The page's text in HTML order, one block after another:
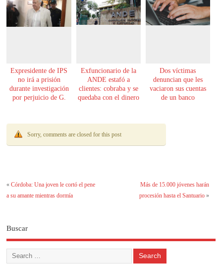
Expresidente de IPS
no irá a prisión
durante investigación
por perjuicio de G.
Exfuncionario de la
ANDE estafó a
clientes: cobraba y se
quedaba con el dinero
Dos víctimas
denuncian que les
vaciaron sus cuentas
de un banco
Sorry, comments are closed for this post
«Córdoba: Una joven le cortó el pene
a su amante mientras dormía
Más de 15.000 jóvenes harán
procesión hasta el Santuario»
Buscar